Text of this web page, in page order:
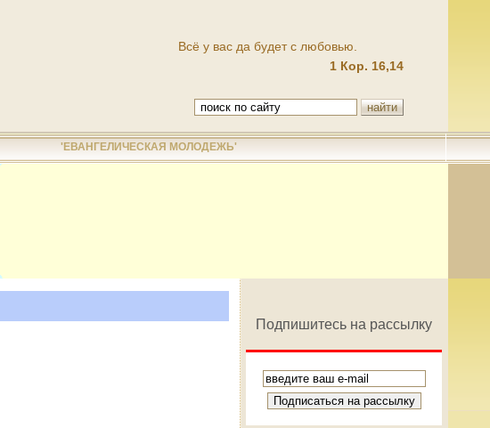
Всё у вас да будет с любовью.
1 Кор. 16,14
'ЕВАНГЕЛИЧЕСКАЯ МОЛОДЕЖЬ'
Подпишитесь на рассылку